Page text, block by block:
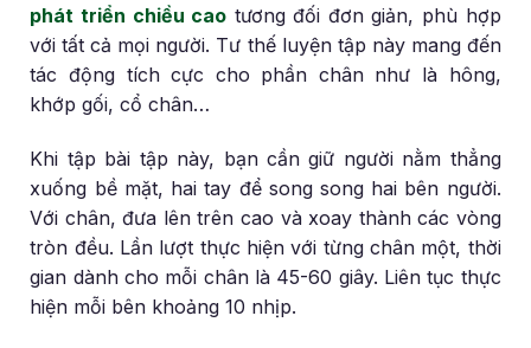
phát triển chiều cao tương đối đơn giản, phù hợp
với tất cả mọi người. Tư thế luyện tập này mang đến
tác động tích cực cho phần chân như là hông,
khớp gối, cổ chân…
Khi tập bài tập này, bạn cần giữ người nằm thẳng
xuống bề mặt, hai tay để song song hai bên người.
Với chân, đưa lên trên cao và xoay thành các vòng
tròn đều. Lần lượt thực hiện với từng chân một, thời
gian dành cho mỗi chân là 45-60 giây. Liên tục thực
hiện mỗi bên khoảng 10 nhịp.